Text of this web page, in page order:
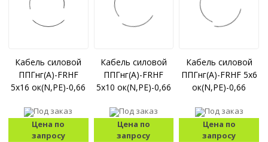
Кабель силовой
ППГнг(А)-FRHF
5x16 ок(N,PE)-0,66
Под заказ
Цена по
запросу
Кабель силовой
ППГнг(А)-FRHF
5x10 ок(N,PE)-0,66
Под заказ
Цена по
запросу
Кабель силовой
ППГнг(А)-FRHF 5x6
ок(N,PE)-0,66
Под заказ
Цена по
запросу